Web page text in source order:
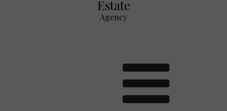
Estate
Agency
Ekskluzywna willa nad morzem